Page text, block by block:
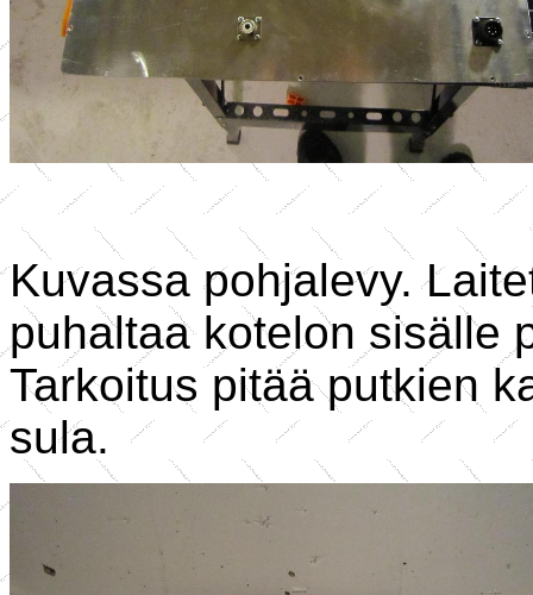
Kuvassa pohjalevy.
puhaltaa kotelon sisälle
Tarkoitus pitää putkien
sula.